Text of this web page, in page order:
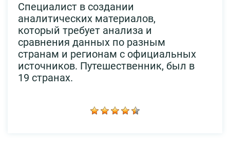
Специалист в создании
аналитических материалов,
который требует анализа и
сравнения данных по разным
странам и регионам с официальных
источников. Путешественник, был в
19 странах.